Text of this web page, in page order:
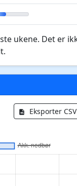
ukene. Det er
Eksporter CSV